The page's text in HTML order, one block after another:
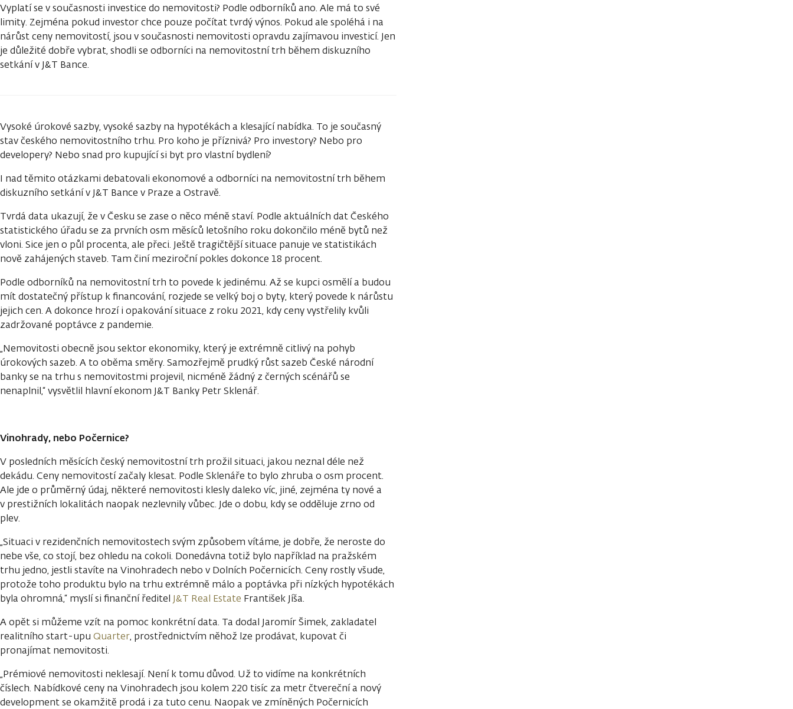
Vyplatí se v současnosti investice do nemovitosti? Podle odborníků ano. Ale má to své
limity. Zejména pokud investor chce pouze počítat tvrdý výnos. Pokud ale spoléhá i na
nárůst ceny nemovitostí, jsou v současnosti nemovitosti opravdu zajímavou investicí. Jen
je důležité dobře vybrat, shodli se odborníci na nemovitostní trh během diskuzního
setkání v J&T Bance.
Vysoké úrokové sazby, vysoké sazby na hypotékách a klesající nabídka. To je současný
stav českého nemovitostního trhu. Pro koho je příznivá? Pro investory? Nebo pro
developery? Nebo snad pro kupující si byt pro vlastní bydlení?
I nad těmito otázkami debatovali ekonomové a odborníci na nemovitostní trh během
diskuzního setkání v J&T Bance v Praze a Ostravě.
Tvrdá data ukazují, že v Česku se zase o něco méně staví. Podle aktuálních dat Českého
statistického úřadu se za prvních osm měsíců letošního roku dokončilo méně bytů než
vloni. Sice jen o půl procenta, ale přeci. Ještě tragičtější situace panuje ve statistikách
nově zahájených staveb. Tam činí meziroční pokles dokonce 18 procent.
Podle odborníků na nemovitostní trh to povede k jedinému. Až se kupci osmělí a budou
mít dostatečný přístup k financování, rozjede se velký boj o byty, který povede k nárůstu
jejich cen. A dokonce hrozí i opakování situace z roku 2021, kdy ceny vystřelily kvůli
zadržované poptávce z pandemie.
„Nemovitosti obecně jsou sektor ekonomiky, který je extrémně citlivý na pohyb
úrokových sazeb. A to oběma směry. Samozřejmě prudký růst sazeb České národní
banky se na trhu s nemovitostmi projevil, nicméně žádný z černých scénářů se
nenaplnil,“ vysvětlil hlavní ekonom J&T Banky Petr Sklenář.
Vinohrady, nebo Počernice?
V posledních měsících český nemovitostní trh prožil situaci, jakou neznal déle než
dekádu. Ceny nemovitostí začaly klesat. Podle Sklenáře to bylo zhruba o osm procent.
Ale jde o průměrný údaj, některé nemovitosti klesly daleko víc, jiné, zejména ty nové a
v prestižních lokalitách naopak nezlevnily vůbec. Jde o dobu, kdy se odděluje zrno od
plev.
„Situaci v rezidenčních nemovitostech svým způsobem vítáme, je dobře, že neroste do
nebe vše, co stojí, bez ohledu na cokoli. Donedávna totiž bylo například na pražském
trhu jedno, jestli stavíte na Vinohradech nebo v Dolních Počernicích. Ceny rostly všude,
protože toho produktu bylo na trhu extrémně málo a poptávka při nízkých hypotékách
byla ohromná,“ myslí si finanční ředitel J&T Real Estate František Jíša.
A opět si můžeme vzít na pomoc konkrétní data. Ta dodal Jaromír Šimek, zakladatel
realitního start-upu Quarter, prostřednictvím něhož lze prodávat, kupovat či
pronajímat nemovitosti.
„Prémiové nemovitosti neklesají. Není k tomu důvod. Už to vidíme na konkrétních
číslech. Nabídkové ceny na Vinohradech jsou kolem 220 tisíc za metr čtvereční a nový
development se okamžitě prodá i za tuto cenu. Naopak ve zmíněných Počernicích